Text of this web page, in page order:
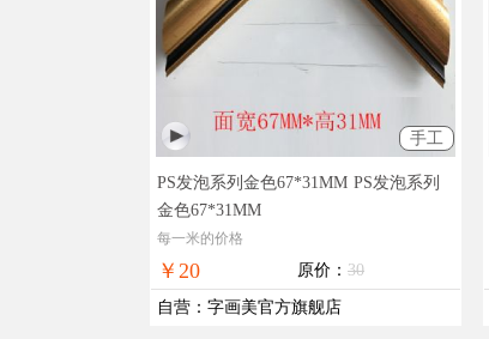
手工
PS发泡系列金色67*31MM PS发泡系列
金色67*31MM
每一米的价格
￥20 原价： 30
自营 ： 字画美官方旗舰店